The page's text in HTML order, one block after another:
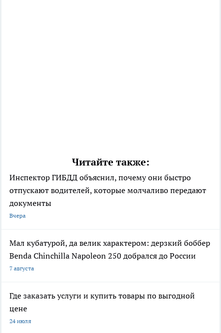
Читайте также:
Инспектор ГИБДД объяснил, почему они быстро
отпускают водителей, которые молчаливо передают
документы
Вчера
Мал кубатурой, да велик характером: дерзкий боббер
Benda Chinchilla Napoleon 250 добрался до России
7 августа
Где заказать услуги и купить товары по выгодной
цене
24 июля